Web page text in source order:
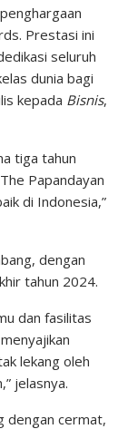
Prestasi ini
seluruh
dunia bagi
kepada Bisnis,
tiga tahun
Papandayan
di Indonesia,”
dengan
tahun 2024.
dan fasilitas
lekang oleh
jelasnya.
dengan cermat,